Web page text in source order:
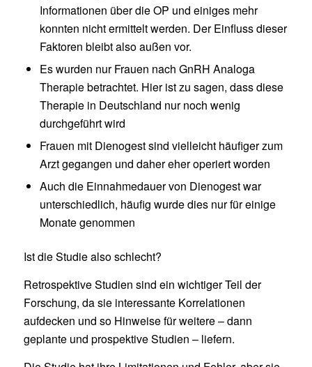
Informationen über die OP und einiges mehr
konnten nicht ermittelt werden. Der Einfluss dieser
Faktoren bleibt also außen vor.
Es wurden nur Frauen nach GnRH Analoga
Therapie betrachtet. Hier ist zu sagen, dass diese
Therapie in Deutschland nur noch wenig
durchgeführt wird
Frauen mit Dienogest sind vielleicht häufiger zum
Arzt gegangen und daher eher operiert worden
Auch die Einnahmedauer von Dienogest war
unterschiedlich, häufig wurde dies nur für einige
Monate genommen
Ist die Studie also schlecht?
Retrospektive Studien sind ein wichtiger Teil der
Forschung, da sie interessante Korrelationen
aufdecken und so Hinweise für weitere – dann
geplante und prospektive Studien – liefern.